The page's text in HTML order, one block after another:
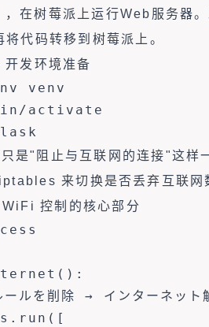
在树莓派上运行Web服务器
代码转移到树莓派上。
发环境准备
venv
activate
是"阻止与互联网的连接"这
来切换是否丢弃互联网
控制的核心部分
ルを削除 → インターネット